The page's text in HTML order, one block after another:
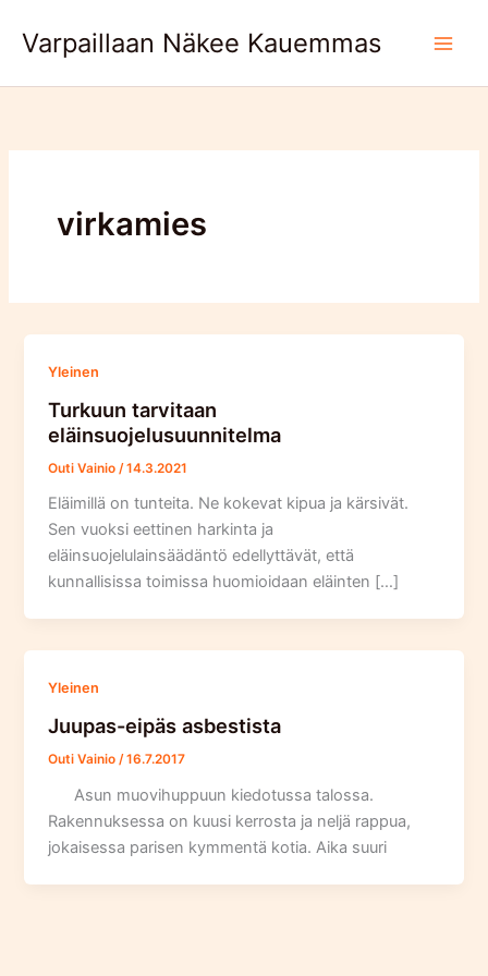
Varpaillaan Näkee Kauemmas
virkamies
Yleinen
Turkuun tarvitaan
eläinsuojelusuunnitelma
Outi Vainio /14.3.2021
Eläimillä on tunteita. Ne kokevat kipua ja kärsivät.
Sen vuoksi eettinen harkinta ja
eläinsuojelulainsäädäntö edellyttävät, että
kunnallisissa toimissa huomioidaan eläinten […]
Yleinen
Juupas-eipäs asbestista
Outi Vainio/16.7.2017
Asun muovihuppuun kiedotussa talossa.
Rakennuksessa on kuusi kerrosta ja neljä rappua,
jokaisessa parisen kymmentä kotia. Aika suuri